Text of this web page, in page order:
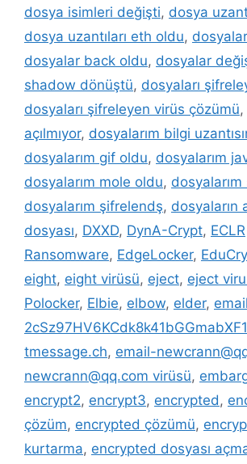
dosya isimleri değişti, dosya
dosya uzantıları eth oldu,
dosyalar back oldu, dosyalar
shadow dönüştü, dosyaları
dosyaları şifreleyen virüs çözümü,
açılmıyor, dosyalarım bilgi
dosyalarım gif oldu, dosyalarım
dosyalarım mole oldu,
dosyalarım şifrelendş, dosyaların
dosyası, DXXD, DynA-Crypt, ECLR
Ransomware, EdgeLocker,
eight, eight virüsü, eject, eject
Polocker, Elbie, elbow, elder,
tmessage.ch, email-
newcrann@qq.com virüsü,
encrypt2, encrypt3, encrypted,
çözüm, encrypted çözümü,
kurtarma, encrypted dosyası